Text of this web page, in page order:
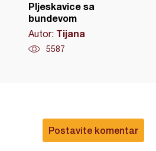
Pljeskavice sa
bundevom
Autor: Tijana
5587
Postavite komentar